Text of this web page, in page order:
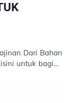
Dari Bahan
untuk bagian